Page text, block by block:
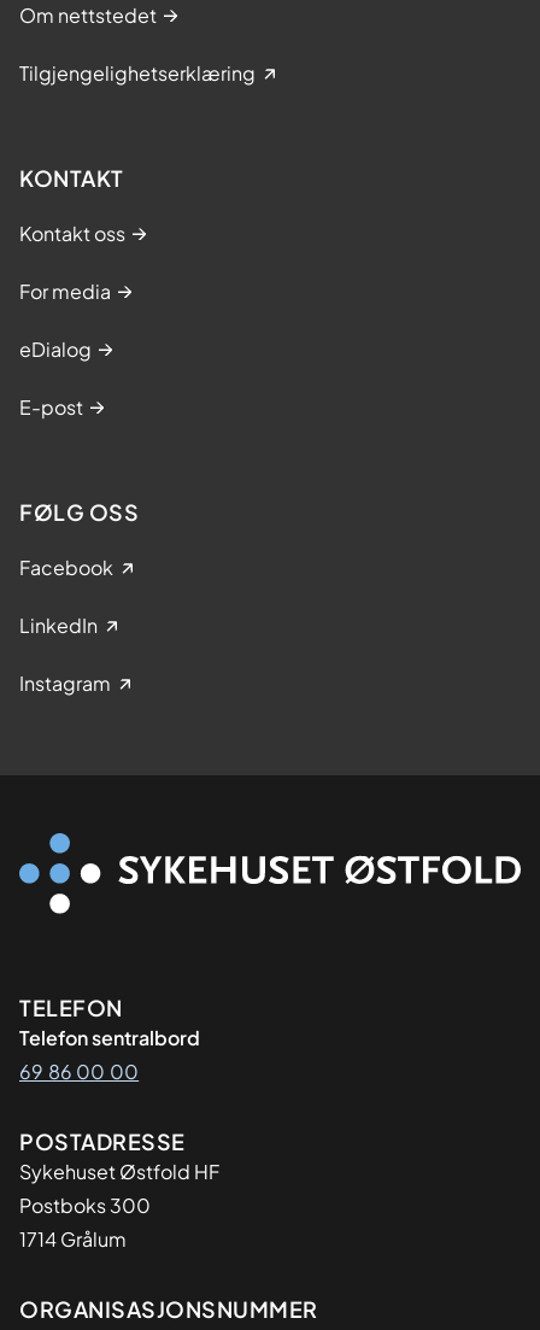
Om nettstedet
Tilgjengelighetserklæring
KONTAKT
Kontakt oss
For media
eDialog
E-post
FØLG OSS
Facebook
LinkedIn
Instagram
Kontaktinformasjon
TELEFON
Telefon sentralbord
69 86 00 00
Adresse
POSTADRESSE
Sykehuset Østfold HF
Postboks 300
1714 Grålum
Organisasjon
ORGANISASJONSNUMMER